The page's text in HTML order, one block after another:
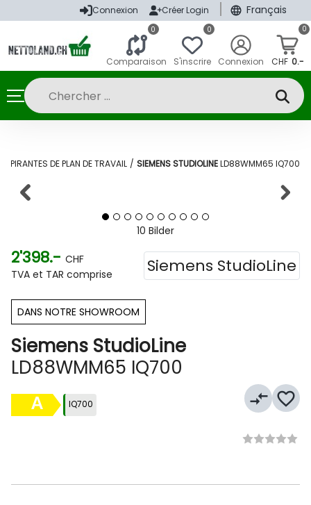
Connexion Créer Login Français
0
Comparaison
0
S'inscrire Connexion
0
CHF 0.-
DE PLAN DE TRAVAIL / SIEMENS STUDIOLINELD88WMM65 IQ700
10 Bilder
2'398.- CHF
TVA et TAR comprise
Siemens StudioLine
DANS NOTRE SHOWROOM
Siemens StudioLine
LD88WMM65 IQ700
A IQ700 compare_arrows favorite_border